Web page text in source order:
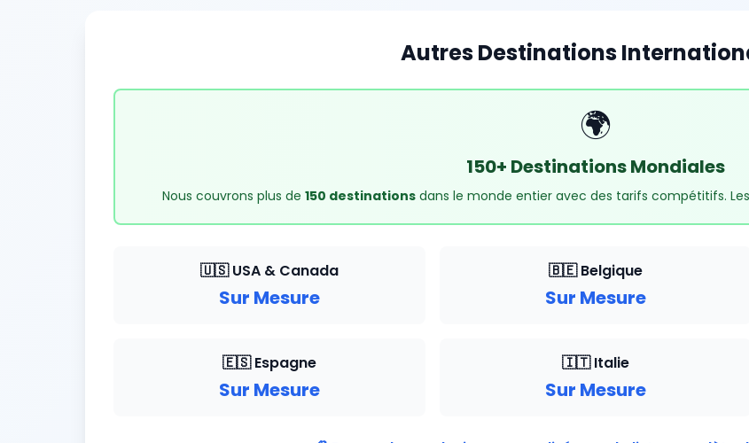
Autres Destinations
🌍
150+ Destinations Mondiales
Nous couvrons plus de 150 destinationsdans le monde entier avec des tarifs compétitifs.
🇺🇸 USA & Canada
Sur Mesure
🇧🇪 Belgique
Sur Mesure
🇪🇸 Espagne
Sur Mesure
🇮🇹 Italie
Sur Mesure